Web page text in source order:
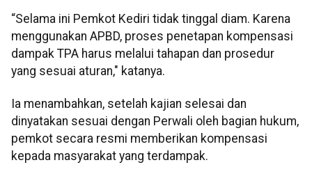
“Selama ini Pemkot Kediri tidak tinggal diam. Karena
menggunakan APBD, proses penetapan kompensasi
dampak TPA harus melalui tahapan dan prosedur
yang sesuai aturan," katanya.
Ia menambahkan, setelah kajian selesai dan
dinyatakan sesuai dengan Perwali oleh bagian hukum,
pemkot secara resmi memberikan kompensasi
kepada masyarakat yang terdampak.